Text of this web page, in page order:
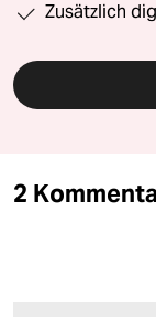
Zusätzlich
2